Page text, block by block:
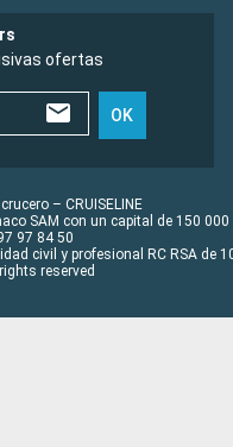
ofertas
OK
– CRUISELINE
SAM con un capital de 150 000
97 84 50
civil y profesional RC RSA de
reserved